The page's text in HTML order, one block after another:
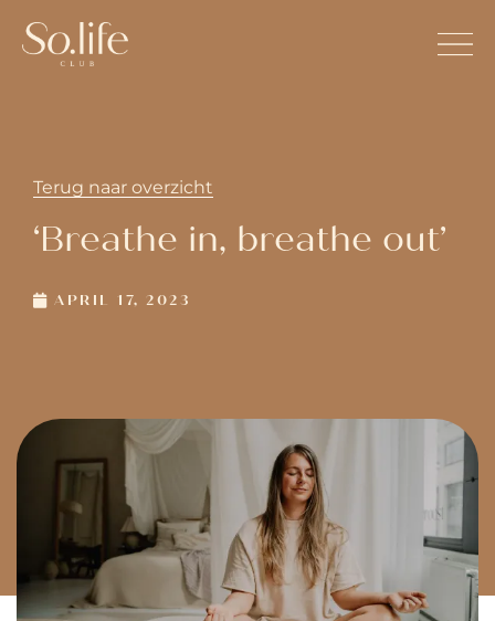
Terug naar overzicht
‘Breathe in, breathe out’
APRIL 17, 2023